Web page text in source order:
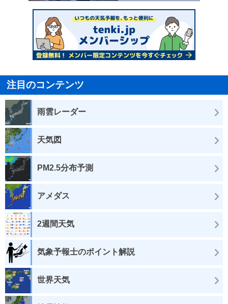
注目のコンテンツ
雨雲レーダー
天気図
PM2.5分布予測
アメダス
2週間天気
気象予報士のポイント解説
世界天気